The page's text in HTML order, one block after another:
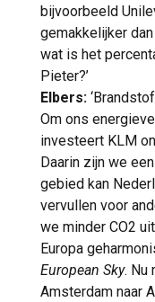
bijvoorbeeld
gemakkelijker
wat is het
Pieter?’
Elbers:
Om ons
investeert KLM
Daarin zijn we
gebied kan
vervullen voor
we minder CO2
Europa
European Sky. Nu
Amsterdam naar